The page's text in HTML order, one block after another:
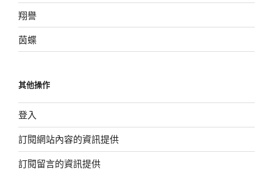
翔譽
茵蝶
其他操作
登入
訂閱網站內容的資訊提供
訂閱留言的資訊提供